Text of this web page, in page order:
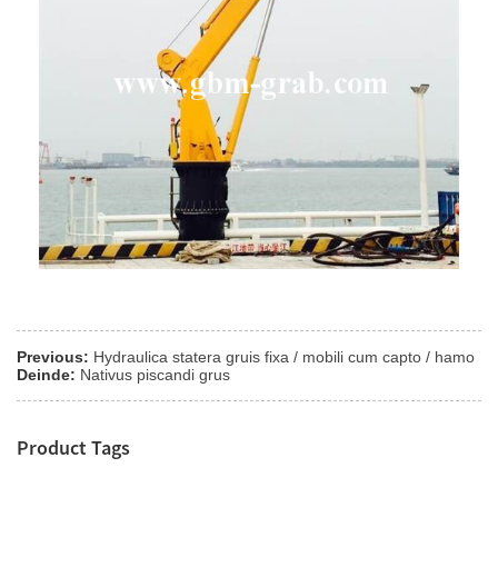
Previous: Hydraulica statera gruis fixa / mobili cum capto / hamo
Deinde: Nativus piscandi grus
Product Tags